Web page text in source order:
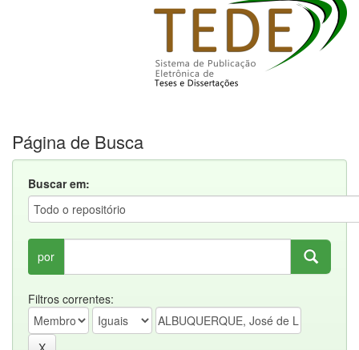
Página de Busca
Buscar em:
por
Filtros correntes: